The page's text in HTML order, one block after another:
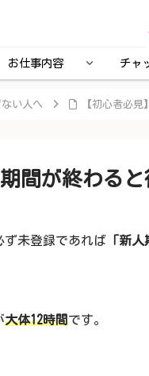
お仕事内容 チャ
い人へ 【初心者必
間が終わる
ず未登録であれば 「新人
大体12時間です。